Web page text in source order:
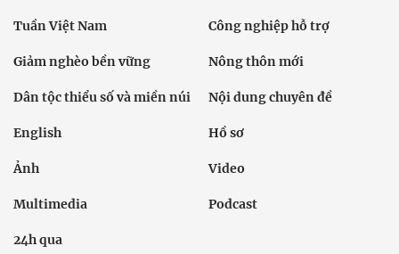
Tuần Việt Nam Công nghiệp hỗ trợ
Giảm nghèo bền vững Nông thôn mới
Dân tộc thiểu số và miền núi Nội dung chuyên đề
English Hồ sơ
Ảnh Video
Multimedia Podcast
24h qua